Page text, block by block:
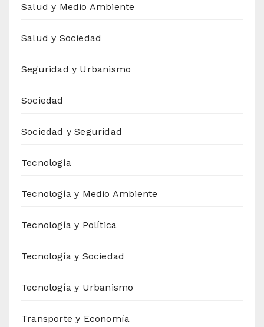
Salud y Medio Ambiente
Salud y Sociedad
Seguridad y Urbanismo
Sociedad
Sociedad y Seguridad
Tecnología
Tecnología y Medio Ambiente
Tecnología y Política
Tecnología y Sociedad
Tecnología y Urbanismo
Transporte y Economía